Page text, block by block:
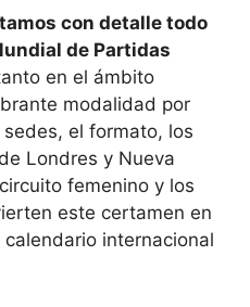
con detalle todo
de Partidas
en el ámbito
modalidad por
el formato, los
Londres y Nueva
femenino y los
este certamen en
internacional